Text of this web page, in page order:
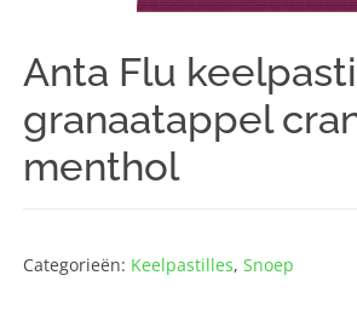
Anta Flu
granaatappel
menthol
Categorieën: Keelpastilles,Snoep